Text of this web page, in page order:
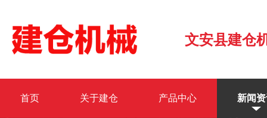
文安县建仓
首页 关于建仓 产品中心 新闻